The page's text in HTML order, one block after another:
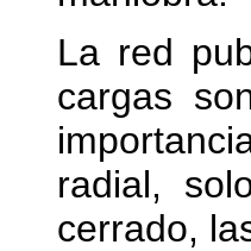
La red
cargas
radial,
cerrado,